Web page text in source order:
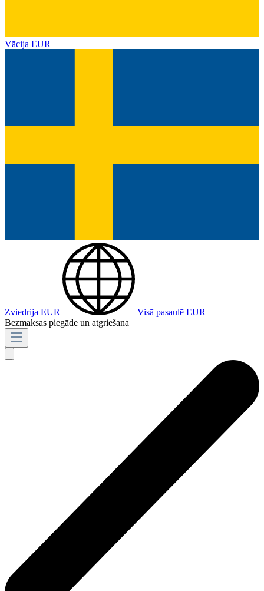
Vācija EUR
Zviedrija EUR Visā pasaulē EUR
Bezmaksas piegāde un atgriešana